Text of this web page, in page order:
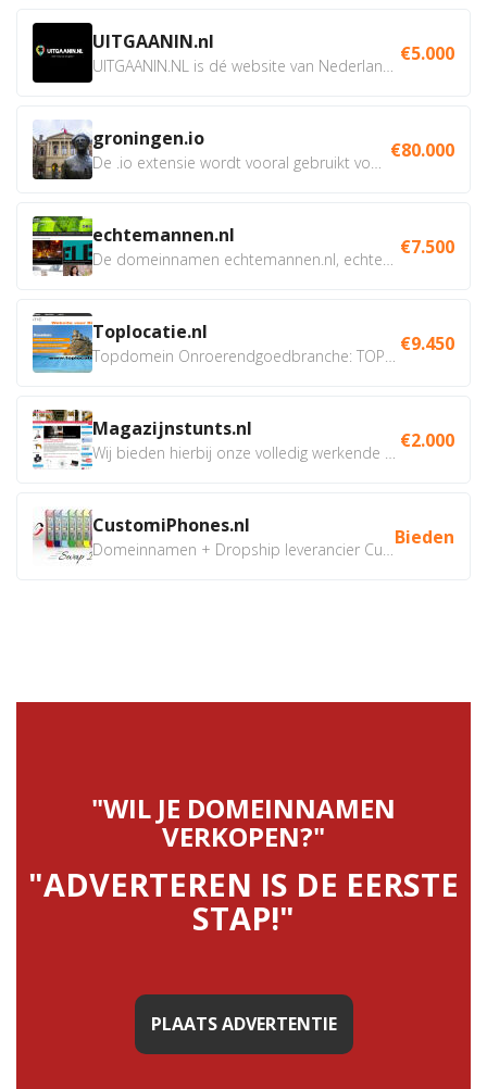
UITGAANIN.nl €5.000
groningen.io €80.000
echtemannen.nl €7.500
Toplocatie.nl €9.450
Magazijnstunts.nl €2.000
CustomiPhones.nl Bieden
"WIL JE DOMEINNAMEN
VERKOPEN?"
"ADVERTEREN IS DE EERSTE
STAP!"
PLAATS ADVERTENTIE